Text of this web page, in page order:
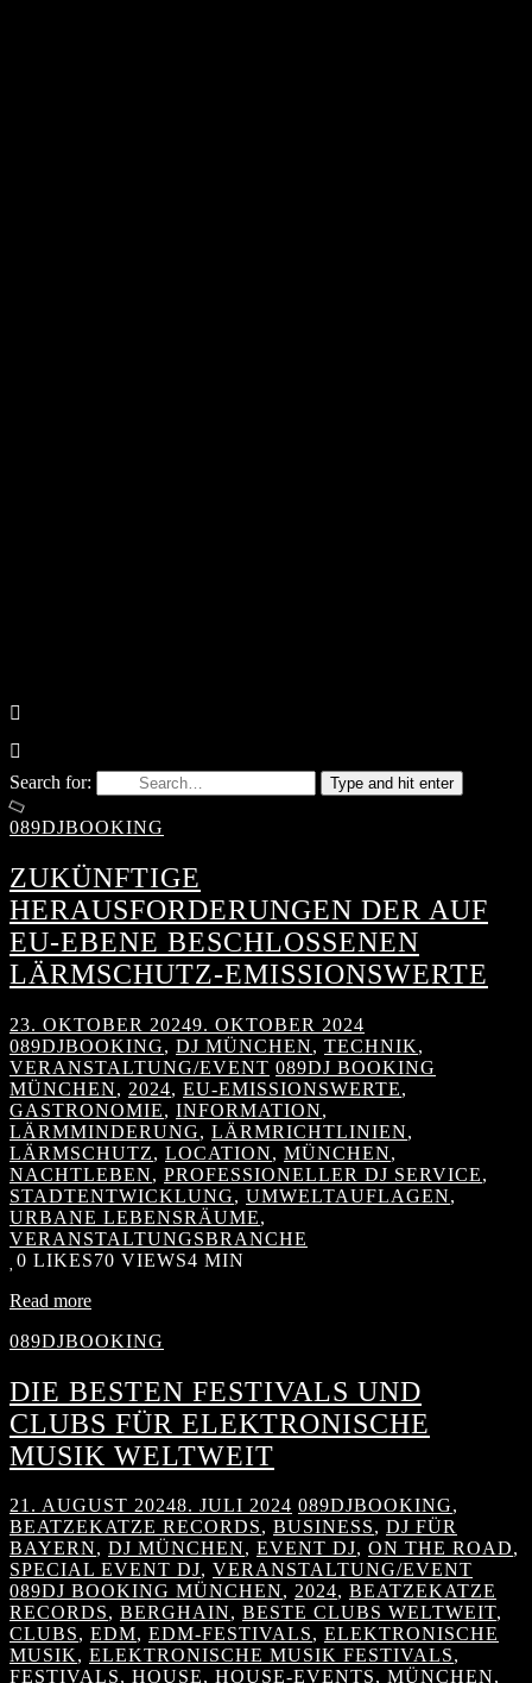
Search for: Type and hit enter
089DJBOOKING
ZUKÜNFTIGE
HERAUSFORDERUNGEN DER AUF
EU-EBENE BESCHLOSSENEN
LÄRMSCHUTZ-EMISSIONSWERTE
23. OKTOBER 20249. OKTOBER 2024
089DJBOOKING, DJ MÜNCHEN, TECHNIK,
VERANSTALTUNG/EVENT 089DJ BOOKING
MÜNCHEN, 2024, EU-EMISSIONSWERTE,
GASTRONOMIE, INFORMATION,
LÄRMMINDERUNG, LÄRMRICHTLINIEN,
LÄRMSCHUTZ, LOCATION, MÜNCHEN,
NACHTLEBEN, PROFESSIONELLER DJ SERVICE,
STADTENTWICKLUNG, UMWELTAUFLAGEN,
URBANE LEBENSRÄUME,
VERANSTALTUNGSBRANCHE
0 LIKES70 VIEWS4 MIN
Read more
089DJBOOKING
DIE BESTEN FESTIVALS UND
CLUBS FÜR ELEKTRONISCHE
MUSIK WELTWEIT
21. AUGUST 20248. JULI 2024 089DJBOOKING,
BEATZEKATZE RECORDS, BUSINESS, DJ FÜR
BAYERN, DJ MÜNCHEN, EVENT DJ, ON THE ROAD,
SPECIAL EVENT DJ, VERANSTALTUNG/EVENT
089DJ BOOKING MÜNCHEN, 2024, BEATZEKATZE
RECORDS, BERGHAIN, BESTE CLUBS WELTWEIT,
CLUBS, EDM, EDM-FESTIVALS, ELEKTRONISCHE
MUSIK, ELEKTRONISCHE MUSIK FESTIVALS,
FESTIVALS, HOUSE, HOUSE-EVENTS, MÜNCHEN,